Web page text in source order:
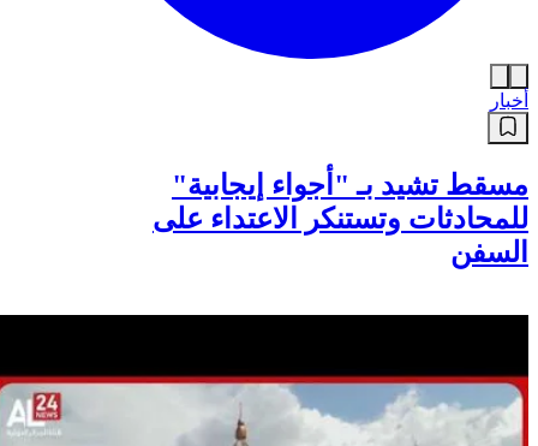
أخبار
مسقط تشيد بـ "أجواء إيجابية"
للمحادثات وتستنكر الاعتداء على
السفن